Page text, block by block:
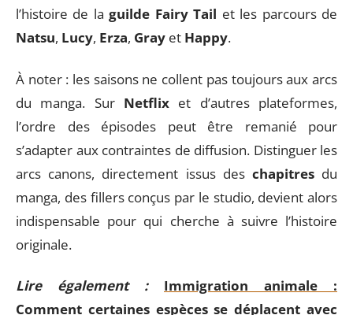
l’histoire de laguilde Fairy Tail et les parcours de
Natsu, Lucy, Erza, Gray et Happy.
À noter : les saisons ne collent pas toujours aux arcs
du manga. Sur Netflix et d’autres plateformes,
l’ordre des épisodes peut être remanié pour
s’adapter aux contraintes de diffusion. Distinguer les
arcs canons, directement issus des chapitresdu
manga, des fillers conçus par le studio, devient alors
indispensable pour qui cherche à suivre l’histoire
originale.
Lire également :
Immigration animale :
Comment certaines espèces se déplacent avec